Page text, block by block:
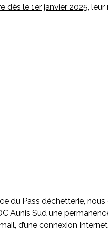
dès le 1er janvier 2025,
du Pass déchetterie,
Aunis Sud une
d’une connexion Internet